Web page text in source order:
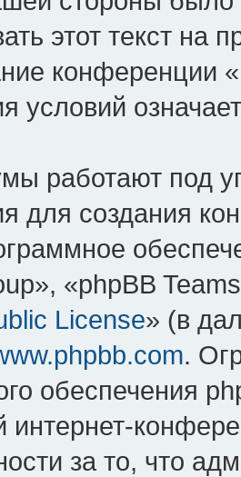
этот текст на
условий
работают под
для создания
«phpBB
License» (в
.
обеспечения
интернет-
за то, что